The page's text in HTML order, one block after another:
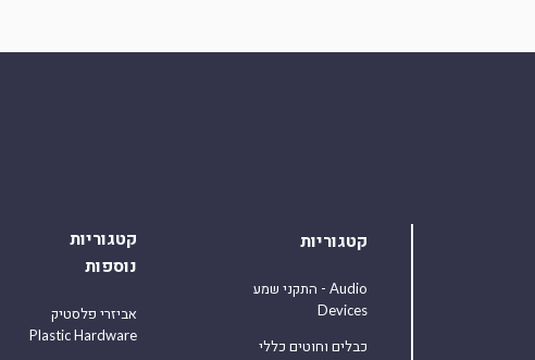
קטגוריות
התקני שמע - Audio
Devices
כבלים וחוטים כללי
קטגוריות
נוספות
אביזרי פלסטיק
Plastic Hardware